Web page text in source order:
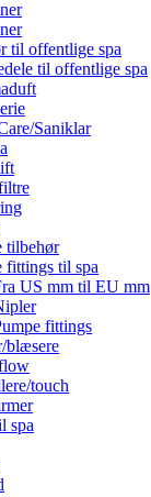
til offentlige spa
til offentlige spa
Saniklar
tilbehør
fittings til spa
US mm til EU mm
fittings
blæsere
touch
spa